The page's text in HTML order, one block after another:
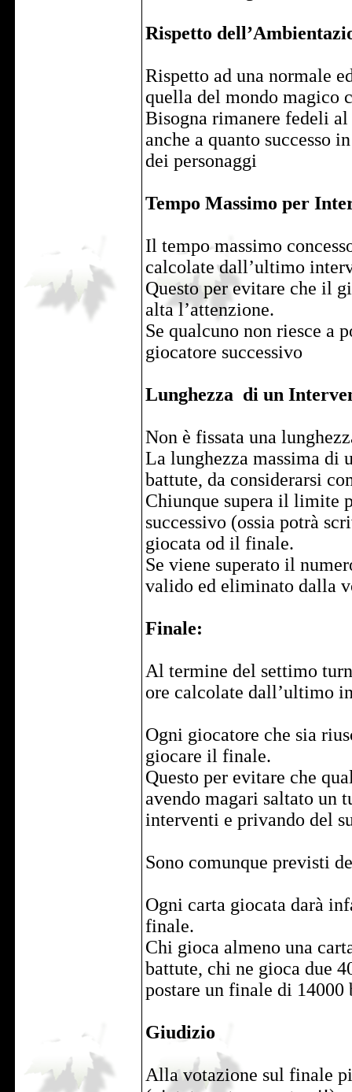
Rispetto
Rispetto ad una normale
quella del mondo magico
Bisogna rimanere fedeli al
anche a quanto successo
dei personaggi
Tempo Massimo per
Il tempo massimo
calcolate dall’ultimo
Questo per evitare che il
alta l’attenzione.
Se qualcuno non riesce a
giocatore successivo
Lunghezza di un
Non è fissata una
La lunghezza massima di
battute, da considerarsi
Chiunque supera il limite
successivo (ossia potrà
giocata od il finale.
Se viene superato il
valido ed eliminato dalla
Finale:
Al termine del settimo
ore calcolate dall’ultimo
Ogni giocatore che sia
giocare il finale.
Questo per evitare che
avendo magari saltato un
interventi e privando del
Sono comunque previsti
Ogni carta giocata darà
finale.
Chi gioca almeno una
battute, chi ne gioca due
postare un finale di 14000
Giudizio
Alla votazione sul finale